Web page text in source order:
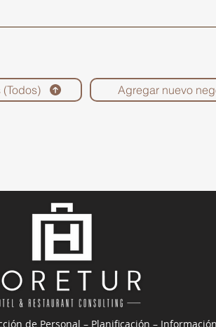
Agregar nuevo
de Personal – Planificación –